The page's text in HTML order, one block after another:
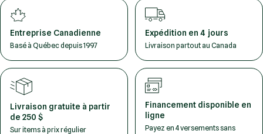
Entreprise Canadienne
Basé à Québec depuis 1997
Expédition en 4 jours
Livraison partout au Canada
Livraison gratuite à partir
de 250 $
Sur items à prix régulier
Financement disponible en
ligne
Payez en 4 versements sans